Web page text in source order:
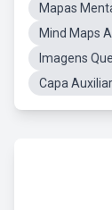
Mapas
Mind Maps
Imagens
Capa